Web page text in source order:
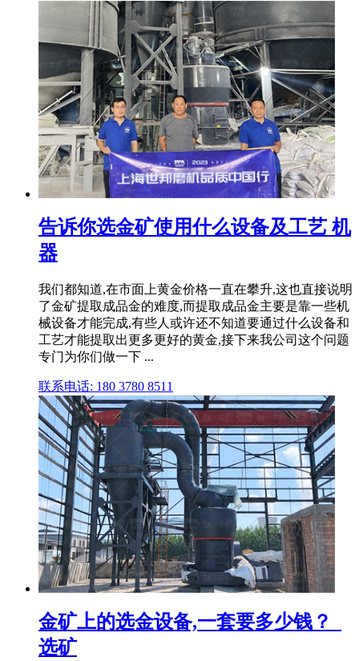
告诉你选金矿使用什么设备及工艺 机
器
我们都知道,在市面上黄金价格一直在攀升,这也直接说明
了金矿提取成品金的难度,而提取成品金主要是靠一些机
械设备才能完成,有些人或许还不知道要通过什么设备和
工艺才能提取出更多更好的黄金,接下来我公司这个问题
专门为你们做一下 ...
联系电话: 180 3780 8511
金矿上的选金设备,一套要多少钱？_
选矿